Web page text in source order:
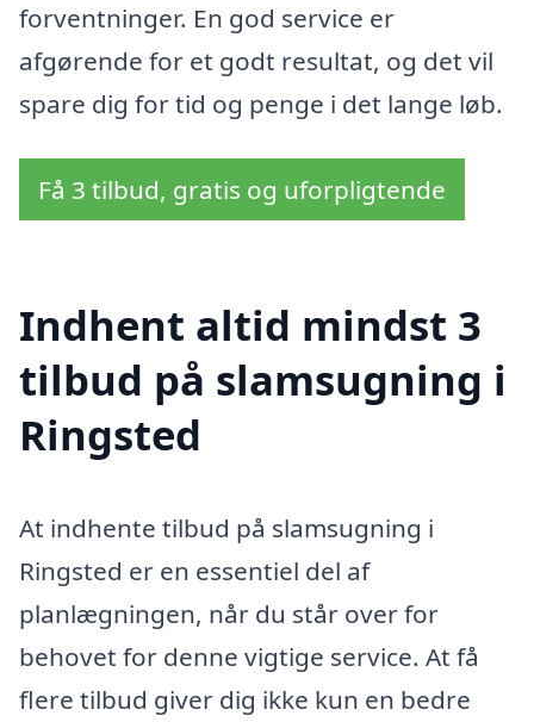
forventninger. En god service er
afgørende for et godt resultat, og det vil
spare dig for tid og penge i det lange løb.
Få 3 tilbud, gratis og uforpligtende
Indhent altid mindst 3
tilbud på slamsugning i
Ringsted
At indhente tilbud på slamsugning i
Ringsted er en essentiel del af
planlægningen, når du står over for
behovet for denne vigtige service. At få
flere tilbud giver dig ikke kun en bedre